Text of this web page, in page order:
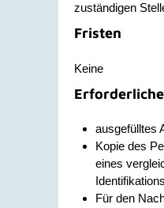
zuständigen
Fristen
Keine
ausgefülltes
Kopie des
eines
Für den